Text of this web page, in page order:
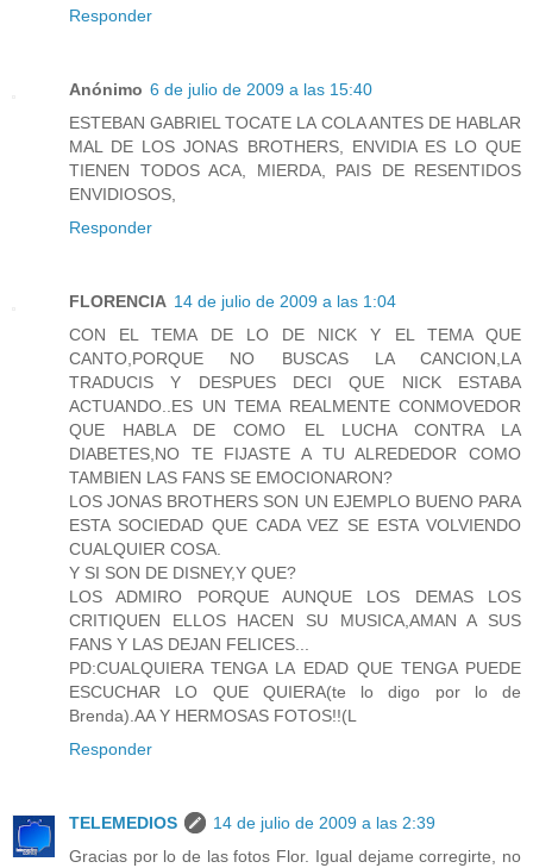
Responder
Anónimo 6 de julio de 2009 a las 15:40
ESTEBAN GABRIEL TOCATE LA COLA ANTES DE HABLAR
MAL DE LOS JONAS BROTHERS, ENVIDIA ES LO QUE
TIENEN TODOS ACA, MIERDA, PAIS DE RESENTIDOS
ENVIDIOSOS,
Responder
FLORENCIA 14 de julio de 2009 a las 1:04
CON EL TEMA DE LO DE NICK Y EL TEMA QUE
CANTO,PORQUE NO BUSCAS LA CANCION,LA
TRADUCIS Y DESPUES DECI QUE NICK ESTABA
ACTUANDO..ES UN TEMA REALMENTE CONMOVEDOR
QUE HABLA DE COMO EL LUCHA CONTRA LA
DIABETES,NO TE FIJASTE A TU ALREDEDOR COMO
TAMBIEN LAS FANS SE EMOCIONARON?
LOS JONAS BROTHERS SON UN EJEMPLO BUENO PARA
ESTA SOCIEDAD QUE CADA VEZ SE ESTA VOLVIENDO
CUALQUIER COSA.
Y SI SON DE DISNEY,Y QUE?
LOS ADMIRO PORQUE AUNQUE LOS DEMAS LOS
CRITIQUEN ELLOS HACEN SU MUSICA,AMAN A SUS
FANS Y LAS DEJAN FELICES...
PD:CUALQUIERA TENGA LA EDAD QUE TENGA PUEDE
ESCUCHAR LO QUE QUIERA(te lo digo por lo de
Brenda).AA Y HERMOSAS FOTOS!!(L
Responder
TELEMEDIOS
14 de julio de 2009 a las 2:39
Gracias por lo de las fotos Flor. Igual dejame corregirte, no